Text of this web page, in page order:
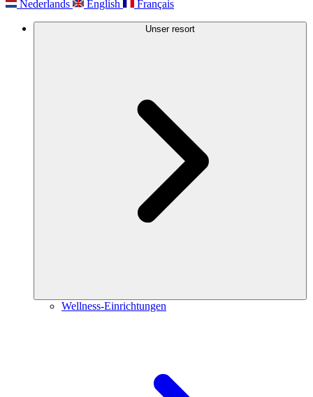
Nederlands English Français
Unser resort
Wellness-Einrichtungen